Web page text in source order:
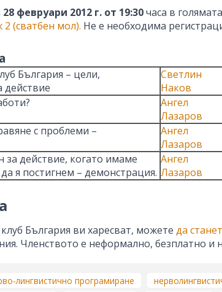
28 февруари 2012 г. от 19:30часа в
(сватбен мол). Не е необходима
България – цели,
действие
Светлин
Наков
Ангел
Лазаров
с проблеми –
Ангел
Лазаров
за действие, когато имаме
я постигнем – демонстрация.
Ангел
Лазаров
България ви харесват, можете да
Членството е неформално, безплатно и
лингвистично програмиране